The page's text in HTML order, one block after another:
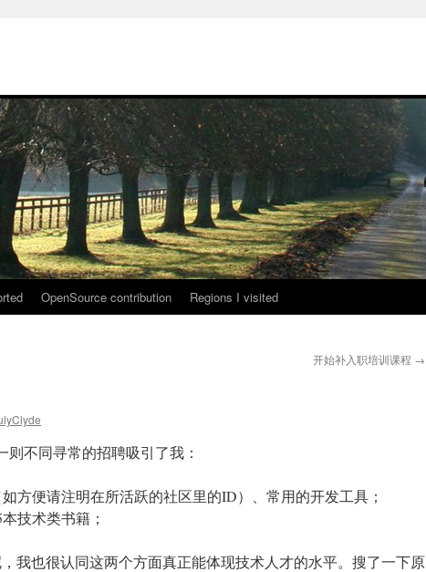
OpenSource contribution Regions I visited
开始补入职培训课程 →
则不同寻常的招聘吸引了我：
方便请注明在所活跃的社区里的ID）、常用的开发工具；
技术类书籍；
我也很认同这两个方面真正能体现技术人才的水平。搜了一下原